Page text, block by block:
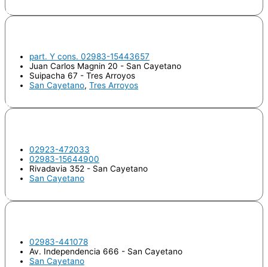
Odontologo
part. Y cons. 02983-15443657
Juan Carlos Magnin 20 - San Cayetano
Suipacha 67 - Tres Arroyos
San Cayetano, Tres Arroyos
Odontologo
02923-472033
02983-15644900
Rivadavia 352 - San Cayetano
San Cayetano
Odontologo
02983-441078
Av. Independencia 666 - San Cayetano
San Cayetano